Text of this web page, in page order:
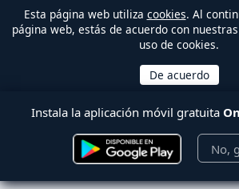
Esta página web utiliza cookies. Al
página web, estás de acuerdo con
uso de cookies.
Instala la aplicación móvil gratuita
No,